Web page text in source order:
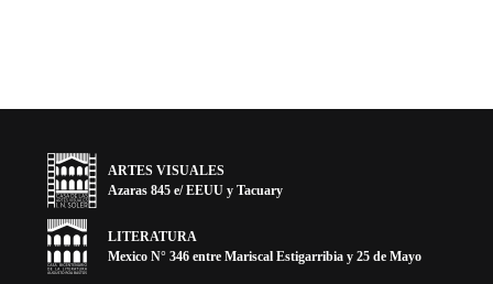
ARTES VISUALES
Azaras 845 e/ EEUU y Tacuary
LITERATURA
Mexico N° 346 entre Mariscal Estigarribia y 25 de Mayo